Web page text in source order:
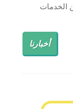
الخدمات
أخبارنا